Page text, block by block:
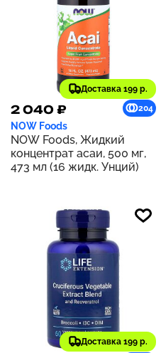
Доставка 199 р.
2 040 ₽ 204
NOW Foods
NOW Foods, Жидкий
концентрат асаи, 500 мг,
473 мл (16 жидк. Унций)
Доставка 199 р.